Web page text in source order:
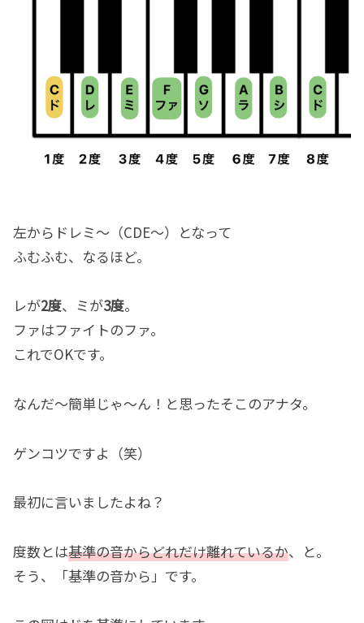
左からドレミ～（CDE～）となって
ふむふむ、なるほど。
レが2度、ミが3度。
ファはファイトのファ。
これでOKです。
なんだ～簡単じゃ～ん！と思ったそこのアナタ。
ゲンコツですよ（笑）
最初に言いましたよね？
度数とは基準の音からどれだけ離れているか、と。
そう、「基準の音から」です。